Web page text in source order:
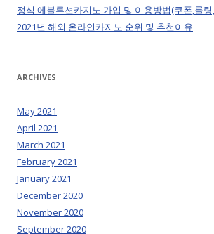
정식 에볼루션카지노 가입 및 이용방법(쿠폰,롤
2021년 해외 온라인카지노 순위 및 추천이유
ARCHIVES
May 2021
April 2021
March 2021
February 2021
January 2021
December 2020
November 2020
September 2020